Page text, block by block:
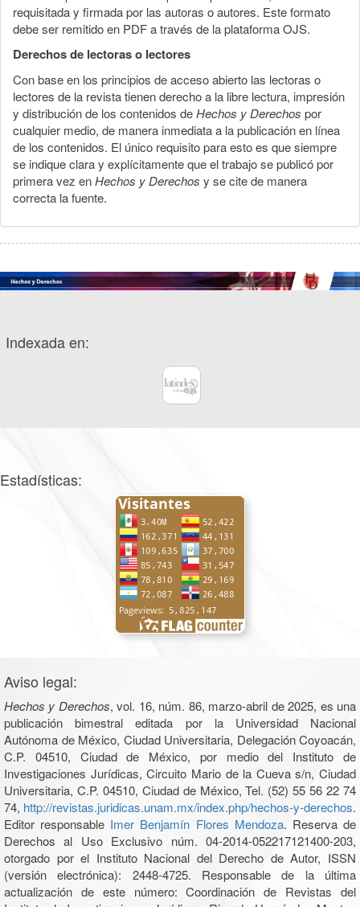
requisitada y firmada por las autoras o autores. Este formato
debe ser remitido en PDF a través de la plataforma OJS.
Derechos de lectoras o lectores
Con base en los principios de acceso abierto las lectoras o
lectores de la revista tienen derecho a la libre lectura, impresión
y distribución de los contenidos deHechos y Derechos por
cualquier medio, de manera inmediata a la publicación en línea
de los contenidos. El único requisito para esto es que siempre
se indique clara y explícitamente que el trabajo se publicó por
primera vez enHechos y Derechos y se cite de manera
correcta la fuente.
Indexada en:
Estadísticas:
Aviso legal:
Hechos y Derechos, vol. 16, núm. 86, marzo-abril de 2025, es una
publicación bimestral editada por la Universidad Nacional
Autónoma de México, Ciudad Universitaria, Delegación Coyoacán,
C.P. 04510, Ciudad de México, por medio del Instituto de
Investigaciones Jurídicas, Circuito Mario de la Cueva s/n, Ciudad
Universitaria, C.P. 04510, Ciudad de México, Tel. (52) 55 56 22 74
74, http://revistas.juridicas.unam.mx/index.php/hechos-y-derechos.
Editor responsable Imer Benjamín Flores Mendoza. Reserva de
Derechos al Uso Exclusivo núm. 04-2014-052217121400-203,
otorgado por el Instituto Nacional del Derecho de Autor, ISSN
(versión electrónica): 2448-4725. Responsable de la última
actualización de este número: Coordinación de Revistas del